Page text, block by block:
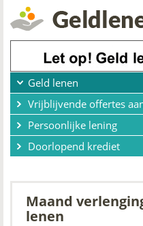
Geld lenen
Vrijblijvende offertes
Persoonlijke lening
Doorlopend krediet
Maand
lenen